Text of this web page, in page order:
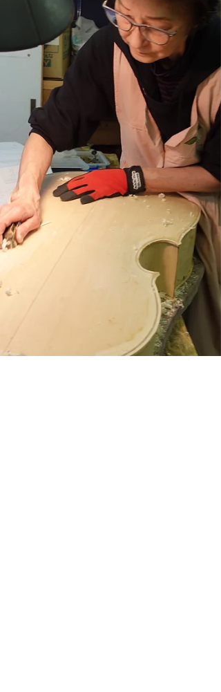
グスタフ・マーラー、江ノ島の自宅工房、
野弦楽器工房での作品の完成である。わし
理想、湘南地区をイタリーのクレモナにと
う発想のもと出発。現在では、この矢野弦
器工房の江ノ島、戸塚、七里ガ浜、逗子、
ノ島、等々に工房が出来た。喜ばしい事で
る。矢野さんのマーラーもストラドの...